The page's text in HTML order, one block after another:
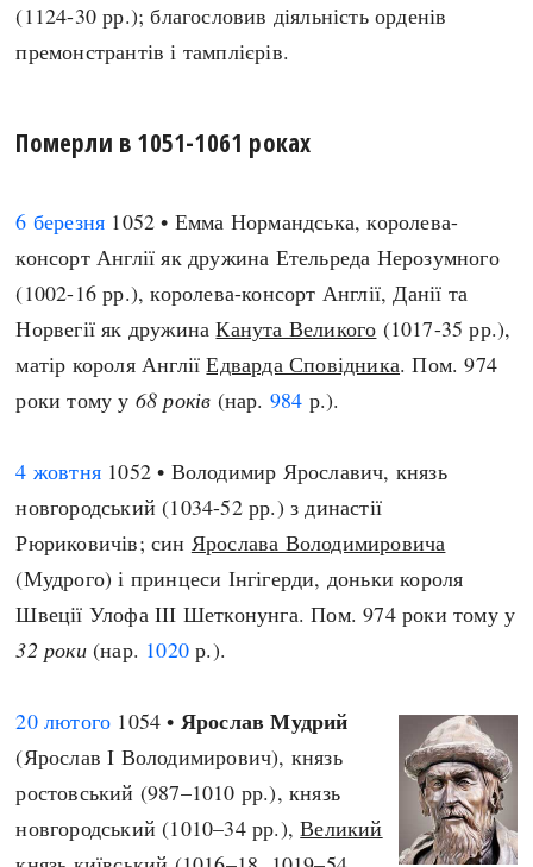
(1124-30 рр.); благословив діяльність орденів
премонстрантів і тамплієрів.
Померли в 1051-1061 роках
6 березня 1052 • Емма Нормандська, королева-
консорт Англії як дружина Етельреда Нерозумного
(1002-16 рр.), королева-консорт Англії, Данії та
Норвегії як дружинаКанута Великого (1017-35 рр.),
матір короля АнгліїЕдварда Сповідника. Пом. 974
роки тому у 68 років (нар. 984 р.).
4 жовтня 1052 • Володимир Ярославич, князь
новгородський (1034-52 рр.) з династії
Рюриковичів; син Ярослава Володимировича
(Мудрого) і принцеси Інгігерди, доньки короля
Швеції Улофа III Шетконунга. Пом. 974 роки тому у
32 роки(нар. 1020 р.).
20 лютого 1054 • Ярослав Мудрий
(Ярослав I Володимирович), князь
ростовський (987–1010 рр.), князь
новгородський (1010–34 рр.),Великий